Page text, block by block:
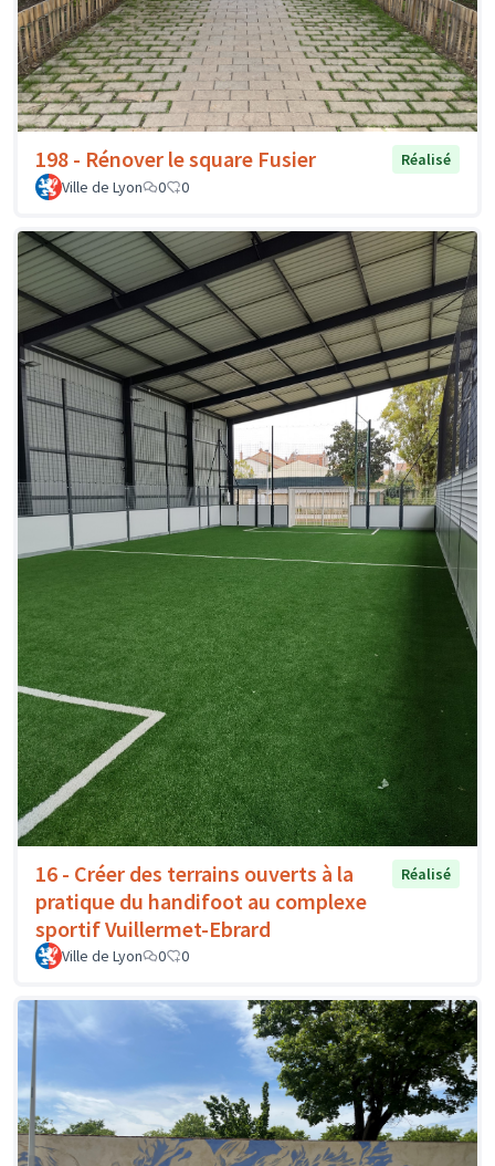
198 - Rénover le square Fusier
Réalisé
Ville de Lyon
0 0
16 - Créer des terrains ouverts à la
pratique du handifoot au complexe
sportif Vuillermet-Ebrard
Réalisé
Ville de Lyon 0 0